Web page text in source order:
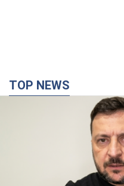
"Война будет все
Зеленский о
Украине, важных
противника. Видео
Более 300 тысяч семей в
электричества